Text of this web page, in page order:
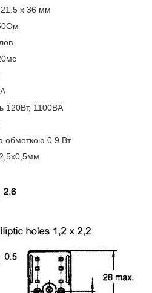
21.5 x 36 мм
120Вт, 1100ВА
обмоткою 0.9 Вт